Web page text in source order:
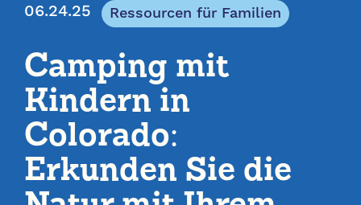
06.24.25
Ressourcen für Familien
Camping mit
Kindern in
Colorado:
Erkunden Sie die